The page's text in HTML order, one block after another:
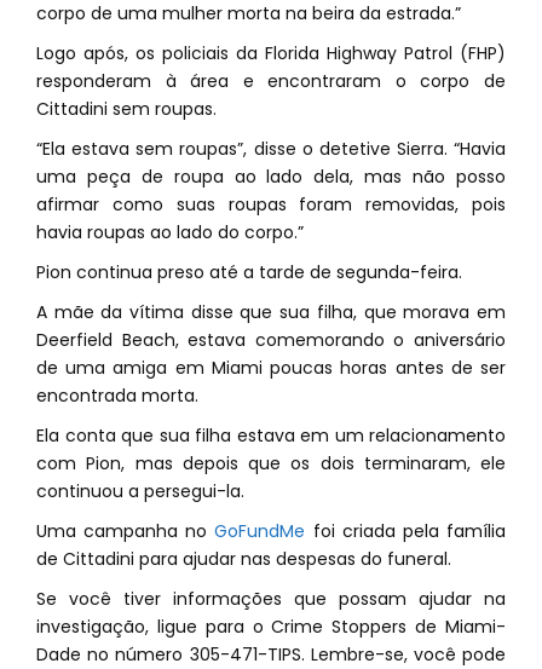
corpo de uma mulher morta na beira da estrada.”
Logo após, os policiais da Florida Highway Patrol (FHP)
responderam à área e encontraram o corpo de
Cittadini sem roupas.
“Ela estava sem roupas”, disse o detetive Sierra. “Havia
uma peça de roupa ao lado dela, mas não posso
afirmar como suas roupas foram removidas, pois
havia roupas ao lado do corpo.”
Pion continua preso até a tarde de segunda-feira.
A mãe da vítima disse que sua filha, que morava em
Deerfield Beach, estava comemorando o aniversário
de uma amiga em Miami poucas horas antes de ser
encontrada morta.
Ela conta que sua filha estava em um relacionamento
com Pion, mas depois que os dois terminaram, ele
continuou a persegui-la.
Uma campanha noGoFundMe foi criada pela família
de Cittadini para ajudar nas despesas do funeral.
Se você tiver informações que possam ajudar na
investigação, ligue para o Crime Stoppers de Miami-
Dade no número 305-471-TIPS. Lembre-se, você pode